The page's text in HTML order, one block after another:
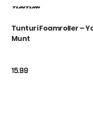
Tunturi Foamroller –
Munt
15.99